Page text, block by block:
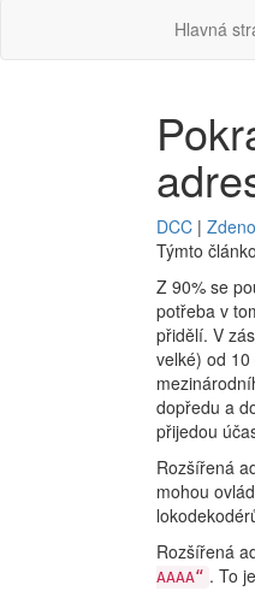
Hlavná
DCC |
Týmto
Z 90% se
potřeba v
přidělí. V
velké) od
dopředu a
přijedou
Rozšířená
mohou
Rozšířená
AAAA“ . To